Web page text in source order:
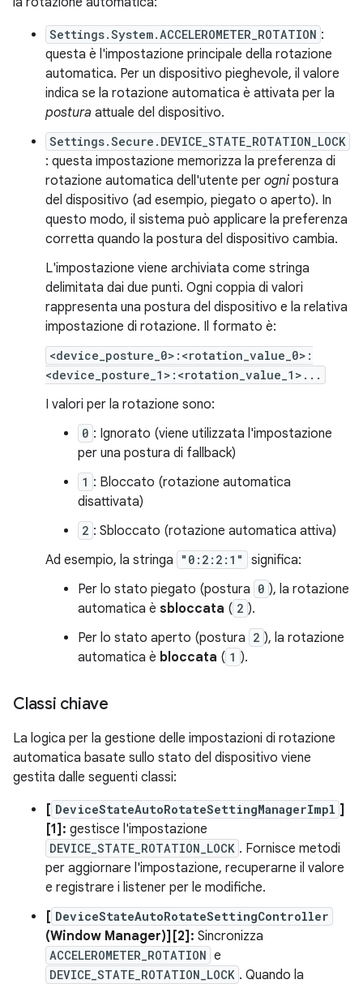
Settings.System.ACCELEROMETER_ROTATION :
questa è l'impostazione principale della rotazione
automatica. Per un dispositivo pieghevole, il valore
indica se la rotazione automatica è attivata per la
postura attuale del dispositivo.
Settings.Secure.DEVICE_STATE_ROTATION_LOCK
: questa impostazione memorizza la preferenza di
rotazione automatica dell'utente per ogni postura
del dispositivo (ad esempio, piegato o aperto). In
questo modo, il sistema può applicare la preferenza
corretta quando la postura del dispositivo cambia.
L'impostazione viene archiviata come stringa
delimitata dai due punti. Ogni coppia di valori
rappresenta una postura del dispositivo e la relativa
impostazione di rotazione. Il formato è:
<device_posture_0>:<rotation_value_0>:
<device_posture_1>:<rotation_value_1>...
I valori per la rotazione sono:
0 : Ignorato (viene utilizzata l'impostazione
per una postura di fallback)
1 : Bloccato (rotazione automatica
disattivata)
2 : Sbloccato (rotazione automatica attiva)
Ad esempio, la stringa
"0:2:2:1"
significa:
Per lo stato piegato (postura 0 ), la rotazione
automatica è sbloccata ( 2 ).
Per lo stato aperto (postura 2 ), la rotazione
automatica è bloccata ( 1 ).
Classi chiave
La logica per la gestione delle impostazioni di rotazione
automatica basate sullo stato del dispositivo viene
gestita dalle seguenti classi:
[ DeviceStateAutoRotateSettingManagerImpl ]
[1]: gestisce l'impostazione
DEVICE_STATE_ROTATION_LOCK . Fornisce metodi
per aggiornare l'impostazione, recuperarne il valore
e registrare i listener per le modifiche.
[ DeviceStateAutoRotateSettingController
(Window Manager)][2]: Sincronizza
ACCELEROMETER_ROTATION e
DEVICE_STATE_ROTATION_LOCK . Quando la